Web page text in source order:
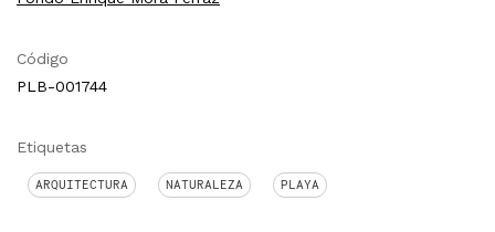
Código
PLB-001744
Etiquetas
ARQUITECTURA NATURALEZA PLAYA